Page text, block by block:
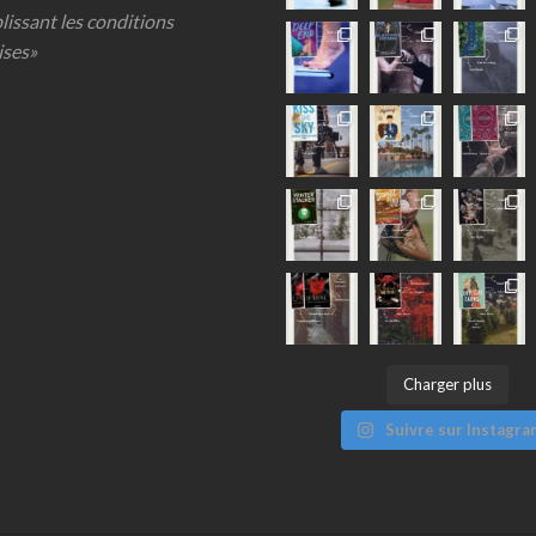
les conditions
Charger plus
Suivre sur